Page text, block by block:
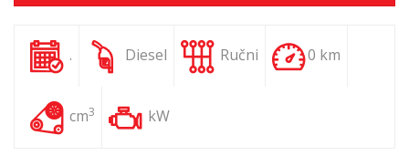
. Diesel Ručni 0 km
cm3 kW